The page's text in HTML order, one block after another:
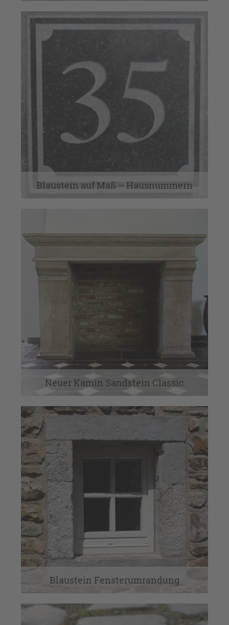
Natursteinpflaster Antik & Neu
Tonplatten
Travertin und Marmor
Travertin, Marmor und Co.
Wandfliesen
Blaustein auf Maß – Hausnummern
Neuer Kamin Sandstein Classic
Blaustein Fensterumrandung